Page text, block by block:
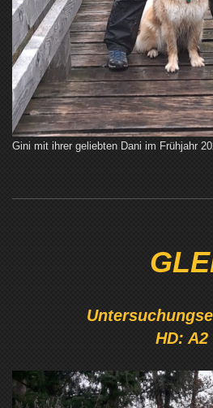
Gini mit ihrer geliebten Dani im Frühjahr
HD: A2